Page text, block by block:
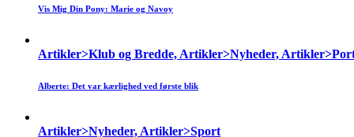
Vis Mig Din Pony: Marie og Navoy
Artikler>Klub og Bredde, Artikler>Nyheder,
Alberte: Det var kærlighed ved første blik
Artikler>Nyheder, Artikler>Sport